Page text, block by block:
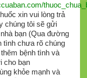
xin vui lòng trả
chúng tôi sẽ gửi
bạn (Qua đường
tình chưa rõ chúng
bệnh tình và
cho bạn
khỏe mạnh và